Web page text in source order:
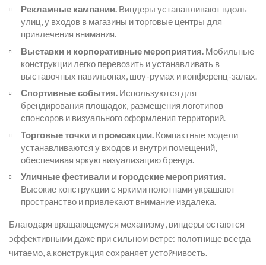
Рекламные кампании. Виндеры устанавливают вдоль
улиц, у входов в магазины и торговые центры для
привлечения внимания.
Выставки и корпоративные мероприятия. Мобильные
конструкции легко перевозить и устанавливать в
выставочных павильонах, шоу-румах и конференц-залах.
Спортивные события. Используются для
брендирования площадок, размещения логотипов
спонсоров и визуального оформления территорий.
Торговые точки и промоакции. Компактные модели
устанавливаются у входов и внутри помещений,
обеспечивая яркую визуализацию бренда.
Уличные фестивали и городские мероприятия.
Высокие конструкции с яркими полотнами украшают
пространство и привлекают внимание издалека.
Благодаря вращающемуся механизму, виндеры остаются
эффективными даже при сильном ветре: полотнище всегда
читаемо, а конструкция сохраняет устойчивость.